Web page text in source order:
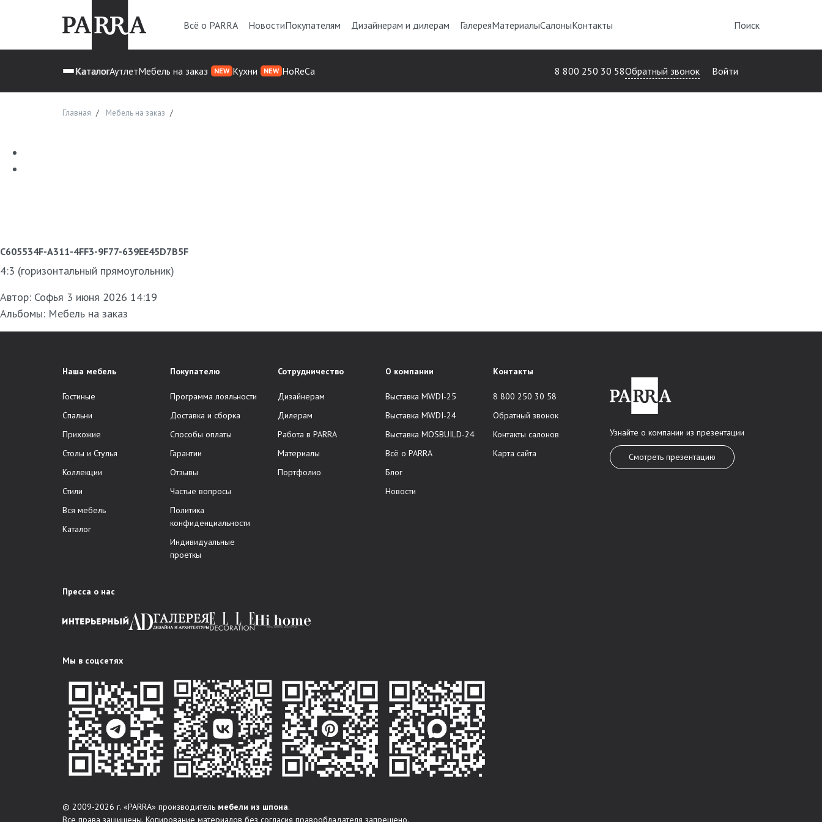
Всё о PARRA НовостиПокупателям Дизайнерам и дилерам ГалереяМатериалыСалоныКонтакты Поиск
КаталогАутлетМебель на заказ NEW Кухни NEW HoReCa 8 800 250 30 58Обратный звонок Войти
Главная Мебель на заказ
C605534F-A311-4FF3-9F77-639EE45D7B5F
4:3 (горизонтальный прямоугольник)
Автор: Софья 3 июня 2026 14:19
Альбомы: Мебель на заказ
Наша мебель
Гостиные
Спальни
Прихожие
Столы и Стулья
Коллекции
Стили
Вся мебель
Каталог
Покупателю
Программа лояльности
Доставка и сборка
Способы оплаты
Гарантии
Отзывы
Частые вопросы
Политика
конфиденциальности
Индивидуальные
проеткы
Сотрудничество
Дизайнерам
Дилерам
Работа в PARRA
Материалы
Портфолио
О компании
Выставка MWDI-25
Выставка MWDI-24
Выставка MOSBUILD-24
Всё о PARRA
Блог
Новости
Контакты
8 800 250 30 58
Обратный звонок
Контакты салонов
Карта сайта
Узнайте о компании из презентации
Смотреть презентацию
Пресса о нас
Мы в соцсетях
© 2009-2026 г. «PARRA» производитель мебели из шпона.
Все права защищены. Копирование материалов без согласия правообладателя запрещено.